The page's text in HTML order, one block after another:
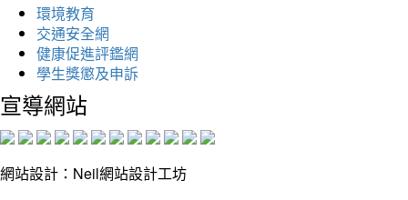
環境教育
交通安全網
健康促進評鑑網
學生獎懲及申訴
宣導網站
網站設計：Neil網站設計工坊